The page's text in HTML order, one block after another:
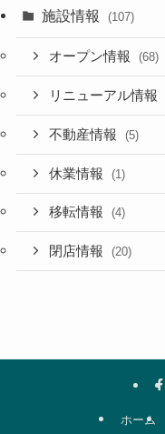
施設情報 (107)
オープン情報 (68)
リニューアル情報
不動産情報 (5)
休業情報 (1)
移転情報 (4)
閉店情報 (20)
ホーム